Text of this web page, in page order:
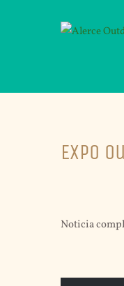
Expo
Noticia